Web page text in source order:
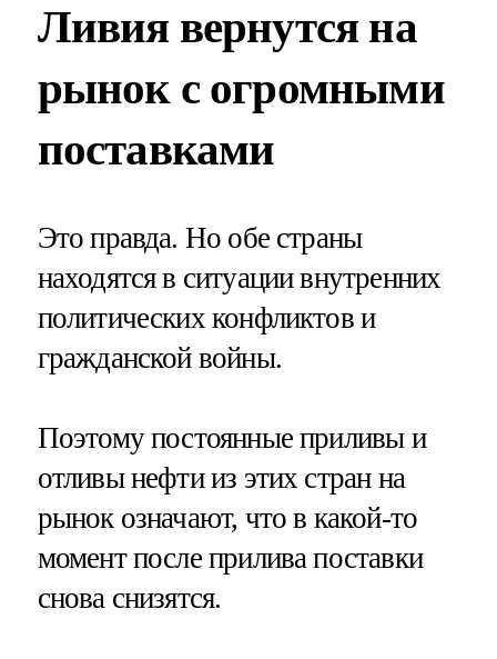
Ливия вернутся на
рынок с огромными
поставками
Это правда. Но обе страны
находятся в ситуации внутренних
политических конфликтов и
гражданской войны.
Поэтому постоянные приливы и
отливы нефти из этих стран на
рынок означают, что в какой-то
момент после прилива поставки
снова снизятся.